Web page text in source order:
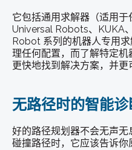
它包括通用求解器（适用
Universal Robots、KUKA
Robot 系列的机器人专用
理任何配置，而了解特定
更快地找到解决方案，并更
无路径时的智能诊
好的路径规划器不会无声
碰撞路径时，它应该告诉你